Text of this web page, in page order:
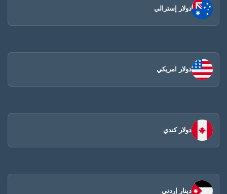
دولار إسترالي
دولار امريكي
دولار كندي
دينار إردني